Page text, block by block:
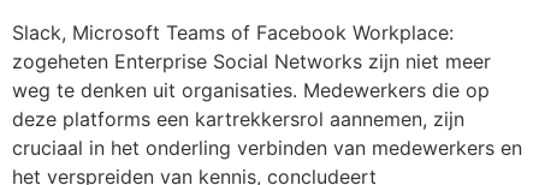
Slack, Microsoft Teams of Facebook Workplace:
zogeheten Enterprise Social Networks zijn niet meer
weg te denken uit organisaties. Medewerkers die op
deze platforms een kartrekkersrol aannemen, zijn
cruciaal in het onderling verbinden van medewerkers en
het verspreiden van kennis, concludeert